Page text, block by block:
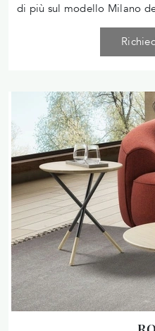
di più sul modello Milano